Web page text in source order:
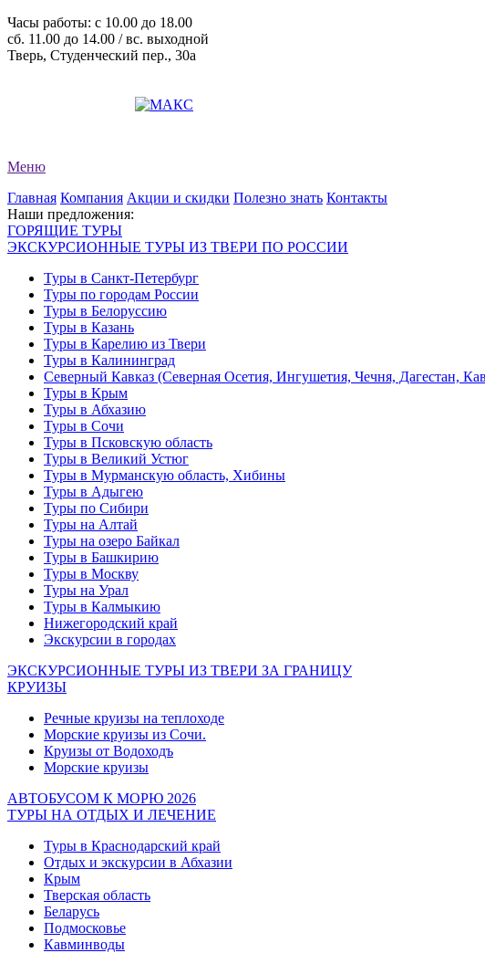
Часы работы: c 10.00 до 18.00
сб. 11.00 до 14.00 / вс. выходной
Тверь, Студенческий пер., 30а
Меню
Главная Компания Акции и скидки Полезно знать Контакты
Наши предложения:
ГОРЯЩИЕ ТУРЫ
ЭКСКУРСИОННЫЕ ТУРЫ ИЗ ТВЕРИ ПО РОССИИ
Туры в Санкт-Петербург
Туры по городам России
Туры в Белоруссию
Туры в Казань
Туры в Карелию из Твери
Туры в Калининград
Северный Кавказ (Северная Осетия, Ингушетия, Чечня, Дагестан,
Туры в Крым
Туры в Абхазию
Туры в Сочи
Туры в Псковскую область
Туры в Великий Устюг
Туры в Мурманскую область, Хибины
Туры в Адыгею
Туры по Сибири
Туры на Алтай
Туры на озеро Байкал
Туры в Башкирию
Туры в Москву
Туры на Урал
Туры в Калмыкию
Нижегородский край
Экскурсии в городах
ЭКСКУРСИОННЫЕ ТУРЫ ИЗ ТВЕРИ ЗА ГРАНИЦУ
КРУИЗЫ
Речные круизы на теплоходе
Морские круизы из Сочи.
Круизы от Водоходъ
Морские круизы
АВТОБУСОМ К МОРЮ 2026
ТУРЫ НА ОТДЫХ И ЛЕЧЕНИЕ
Туры в Краснодарский край
Отдых и экскурсии в Абхазии
Крым
Тверская область
Беларусь
Подмосковье
Кавминводы